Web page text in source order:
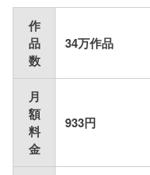
作
品
数
34万作品
月
額
料
金
933円